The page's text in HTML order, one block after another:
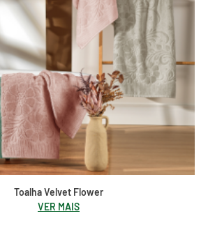
Toalha Velvet Flower
VER MAIS